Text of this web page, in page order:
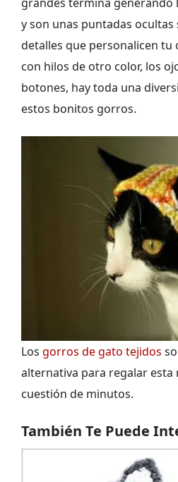
y son unas puntadas
detalles que personalicen tu
con hilos de otro color, los
botones, hay toda una
estos bonitos gorros.
Los gorros de gato tejidos
alternativa para regalar esta
cuestión de minutos.
También Te Puede